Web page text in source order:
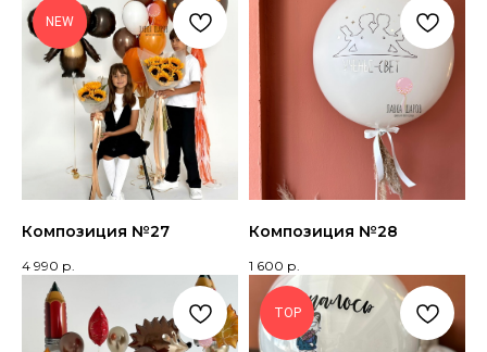
NEW
Композиция №27
4 990 р.
Композиция №28
1 600 р.
TOP
© 2023 Лавка шаров Разработка сайта
Скидки
Как продлить полет
Контакты
Политика конфиденциальности